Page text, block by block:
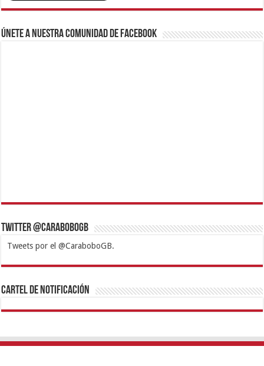
Únete a nuestra comunidad de Facebook
Twitter @CaraboboGB
Tweets por el @CaraboboGB.
1xbetBetturkeyBetistKralbetSupertotobetTipobetMatadorbetMariobet
https://mvbcasino.com/
Cartel de Notificación